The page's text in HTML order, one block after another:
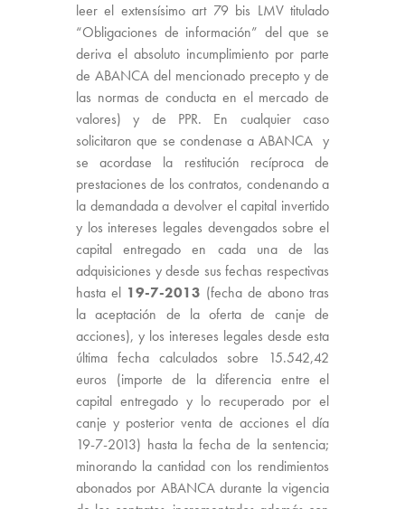
leer el extensísimo art 79 bis LMV titulado
“Obligaciones de información” del que se
deriva el absoluto incumplimiento por parte
de ABANCA del mencionado precepto y de
las normas de conducta en el mercado de
valores) y de PPR. En cualquier caso
solicitaron que se condenase a ABANCA y
se acordase la restitución recíproca de
prestaciones de los contratos, condenando a
la demandada a devolver el capital invertido
y los intereses legales devengados sobre el
capital entregado en cada una de las
adquisiciones y desde sus fechas respectivas
hasta el 19-7-2013 (fecha de abono tras
la aceptación de la oferta de canje de
acciones), y los intereses legales desde esta
última fecha calculados sobre 15.542,42
euros (importe de la diferencia entre el
capital entregado y lo recuperado por el
canje y posterior venta de acciones el día
19-7-2013) hasta la fecha de la sentencia;
minorando la cantidad con los rendimientos
abonados por ABANCA durante la vigencia